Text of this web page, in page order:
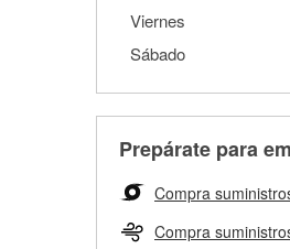
Viernes
Sábado
Prepárate para
Compra
Compra